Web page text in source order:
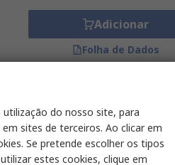
Adicionar
Folha de Dados
45
Subtotal (1 embalagem de 10
2,70 € 0,27
Quantidade
do nosso site, para
sites de terceiros. Ao clicar em
Se pretende escolher os tipos
estes cookies, clique em